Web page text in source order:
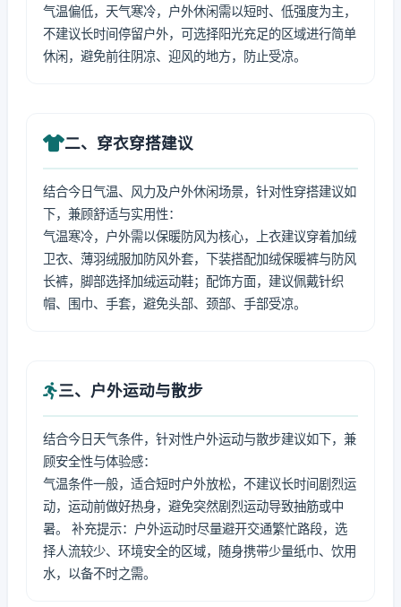
气温偏低，天气寒冷，户外休闲需以短时、低强度为主，
不建议长时间停留户外，可选择阳光充足的区域进行简单
休闲，避免前往阴凉、迎风的地方，防止受凉。
二、穿衣穿搭建议
结合今日气温、风力及户外休闲场景，针对性穿搭建议如
下，兼顾舒适与实用性：
气温寒冷，户外需以保暖防风为核心，上衣建议穿着加绒
卫衣、薄羽绒服加防风外套，下装搭配加绒保暖裤与防风
长裤，脚部选择加绒运动鞋；配饰方面，建议佩戴针织
帽、围巾、手套，避免头部、颈部、手部受凉。
三、户外运动与散步
结合今日天气条件，针对性户外运动与散步建议如下，兼
顾安全性与体验感：
气温条件一般，适合短时户外放松，不建议长时间剧烈运
动，运动前做好热身，避免突然剧烈运动导致抽筋或中
暑。 补充提示：户外运动时尽量避开交通繁忙路段，选
择人流较少、环境安全的区域，随身携带少量纸巾、饮用
水，以备不时之需。